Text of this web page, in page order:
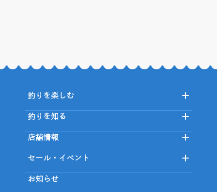
釣りを楽しむ
釣りを知る
店舗情報
セール・イベント
お知らせ